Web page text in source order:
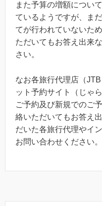
また予算の増額につい
ているようですが、ま
てが行われていないた
ただいてもお答え出来
さい。
なお各旅行代理店（
ット予約サイト（じゃ
ご予約及び新規でのご
絡いただいてもお答え
だいた各旅行代理やイ
お問い合わせください。